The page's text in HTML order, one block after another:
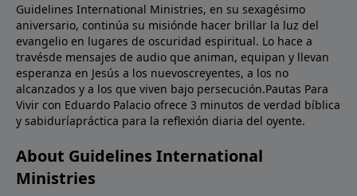
Guidelines International Ministries, en su sexagésimo
aniversario, continúa su misiónde hacer brillar la luz del
evangelio en lugares de oscuridad espiritual. Lo hace a
travésde mensajes de audio que animan, equipan y llevan
esperanza en Jesús a los nuevoscreyentes, a los no
alcanzados y a los que viven bajo persecución.Pautas Para
Vivir con Eduardo Palacio ofrece 3 minutos de verdad bíblica
y sabiduríapráctica para la reflexión diaria del oyente.
About Guidelines International
Ministries